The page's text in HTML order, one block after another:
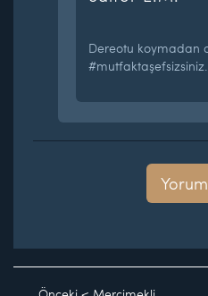
Dereotu koymadan
#mutfaktaşefsizsiniz.